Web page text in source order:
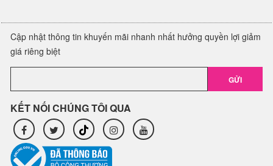
Cập nhật thông tin khuyến mãi nhanh nhất hưởng quyền lợi giảm
giá riêng biệt
GỬI
KẾT NỐI CHÚNG TÔI QUA